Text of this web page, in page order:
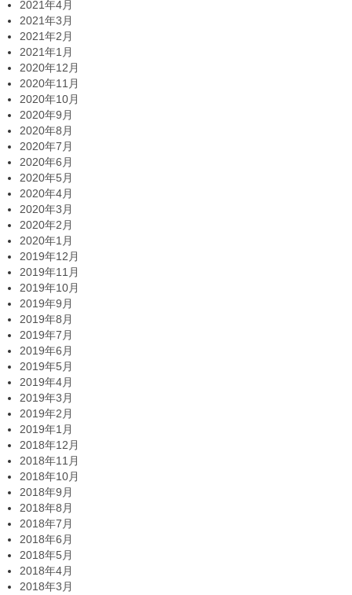
2021年4月
2021年3月
2021年2月
2021年1月
2020年12月
2020年11月
2020年10月
2020年9月
2020年8月
2020年7月
2020年6月
2020年5月
2020年4月
2020年3月
2020年2月
2020年1月
2019年12月
2019年11月
2019年10月
2019年9月
2019年8月
2019年7月
2019年6月
2019年5月
2019年4月
2019年3月
2019年2月
2019年1月
2018年12月
2018年11月
2018年10月
2018年9月
2018年8月
2018年7月
2018年6月
2018年5月
2018年4月
2018年3月